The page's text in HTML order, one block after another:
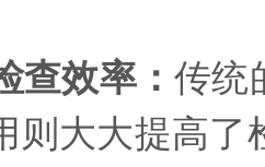
查效率：传统
则大大提高